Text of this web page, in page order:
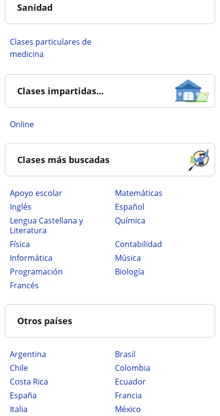
Sanidad
Clases particulares de
medicina
Clases impartidas...
online
Clases más buscadas
Apoyo escolar
Matemáticas
Inglés
Español
Lengua Castellana y
Literatura
Química
Física
Contabilidad
Informática
Música
Programación
Biología
Francés
Otros países
Argentina
Brasil
Chile
Colombia
Costa Rica
Ecuador
España
Francia
Italia
México